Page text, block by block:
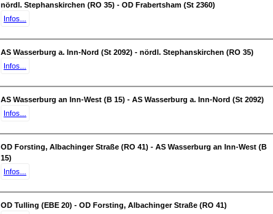
nördl. Stephanskirchen (RO 35) - OD Frabertsham (St 2360)
Infos...
AS Wasserburg a. Inn-Nord (St 2092) - nördl. Stephanskirchen (RO 35)
Infos...
AS Wasserburg an Inn-West (B 15) - AS Wasserburg a. Inn-Nord (St 2092)
Infos...
OD Forsting, Albachinger Straße (RO 41) - AS Wasserburg an Inn-West (B
15)
Infos...
OD Tulling (EBE 20) - OD Forsting, Albachinger Straße (RO 41)